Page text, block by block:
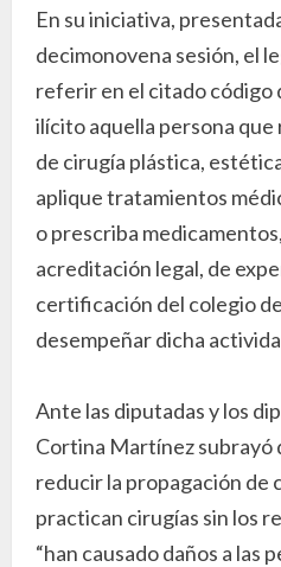
En su iniciativa,
decimonovena sesión, el
referir en el citado código
ilícito aquella persona
de cirugía plástica,
aplique tratamientos
o prescriba
acreditación legal, de
certificación del colegio
desempeñar dicha
Ante las diputadas y los
Cortina Martínez subrayó
reducir la propagación de
practican cirugías sin los
“han causado daños a las